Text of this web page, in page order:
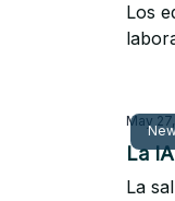
Los
May
La
La